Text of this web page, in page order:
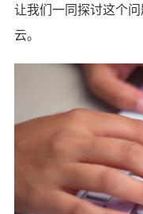
让我们一同探讨这个
云。